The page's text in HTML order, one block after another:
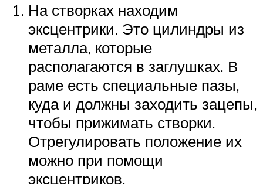
На створках находим
эксцентрики. Это цилиндры из
металла, которые
располагаются в заглушках. В
раме есть специальные пазы,
куда и должны заходить зацепы,
чтобы прижимать створки.
Отрегулировать положение их
можно при помощи
эксцентриков.